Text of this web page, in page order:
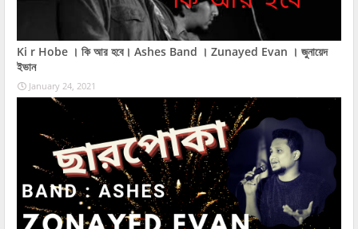
Ki r Hobe । কি আর হবে। Ashes Band । Zunayed Evan । জুনায়েদ
ইভান
January 24, 2021